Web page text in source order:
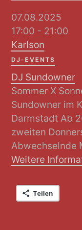
07.08.2025
17:00 - 21:00
Karlson
DJ-EVENTS
DJ Sundowner
Sommer X
Sundowner im
Darmstadt Ab
zweiten
Abwechselnde
Weitere
Teilen